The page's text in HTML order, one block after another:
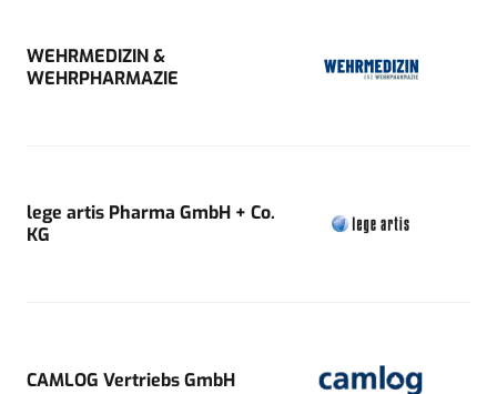
WEHRMEDIZIN &
WEHRPHARMAZIE
lege artis Pharma GmbH + Co.
KG
CAMLOG Vertriebs GmbH